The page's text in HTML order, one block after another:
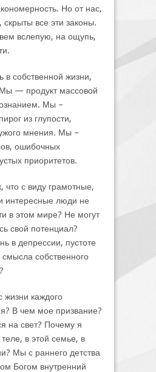
Но от нас,
все эти законы.
вслепую, на ощупь,
в собственной жизни,
— продукт массовой
Мы –
из глупости,
мнения. Мы –
ошибочных
приоритетов.
что с виду грамотные,
интересные люди не
в этом мире? Не могут
свой потенциал?
в депрессии, пустоте
собственного
жизни каждого
я? В чем мое призвание?
на свет? Почему я
в этой семье, в
Мы с раннего детства
Богом внутренний